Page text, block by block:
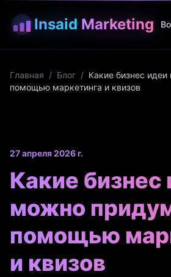
Insaid Marketing
Главная / Блог / Какие бизнес
помощью маркетинга и квизов
27 апреля 2026 г.
Какие бизнес
можно
помощью
и квизов